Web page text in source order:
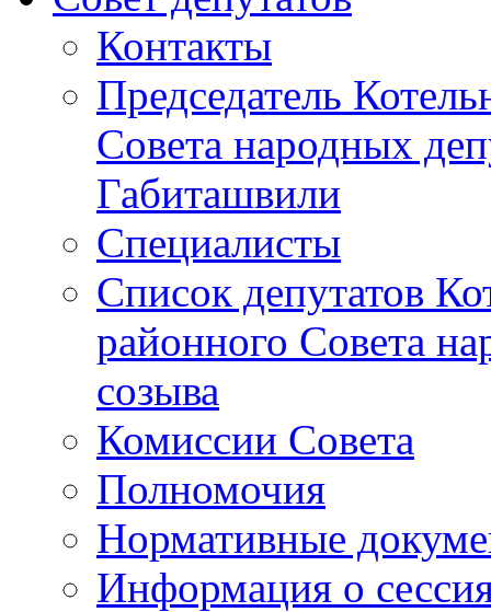
Контакты
Председатель
Совета народных
Габиташвили
Специалисты
Список депутатов
районного Совета
созыва
Комиссии Совета
Полномочия
Нормативные
Информация о